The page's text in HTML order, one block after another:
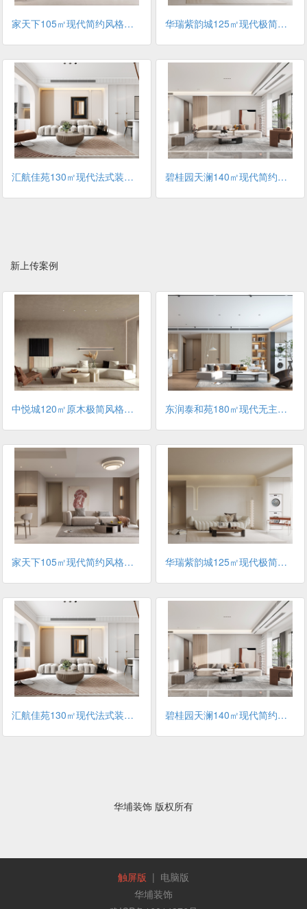
家天下105㎡现代简约风格装修案例 华瑞紫韵城125㎡现代极简风格装修案例
汇航佳苑130㎡现代法式装修案例 碧桂园天澜140㎡现代简约风格装修案例
新上传案例
中悦城120㎡原木极简风格装修案例 东润泰和苑180㎡现代无主灯风格装修案例
家天下105㎡现代简约风格装修案例 华瑞紫韵城125㎡现代极简风格装修案例
汇航佳苑130㎡现代法式装修案例 碧桂园天澜140㎡现代简约风格装修案例
华埔装饰 版权所有
触屏版 | 电脑版
华埔装饰